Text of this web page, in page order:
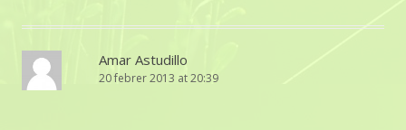
Amar Astudillo
20 febrer 2013 at 20:39